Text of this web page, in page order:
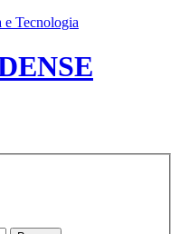
e Tecnologia